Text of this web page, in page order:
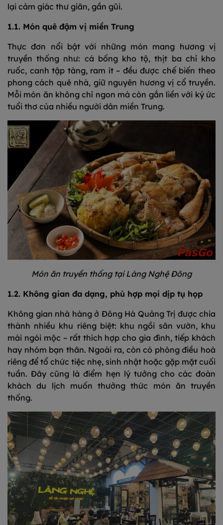
lại cảm giác thư giãn, gần gũi.
1.1. Món quê đậm vị miền Trung
Thực đơn nổi bật với những món mang hương vị
truyền thống như: cá bống kho tộ, thịt ba chỉ kho
ruốc, canh tập tàng, ram ít – đều được chế biến theo
phong cách quê nhà, giữ nguyên hương vị cổ truyền.
Mỗi món ăn không chỉ ngon mà còn gắn liền với ký ức
tuổi thơ của nhiều người dân miền Trung.
Món ăn truyền thống tại Làng Nghệ Đông
1.2. Không gian đa dạng, phù hợp mọi dịp tụ họp
Không gian nhà hàng ở Đông Hà Quảng Trị được chia
thành nhiều khu riêng biệt: khu ngồi sân vườn, khu
mái ngói mộc – rất thích hợp cho gia đình, tiếp khách
hay nhóm bạn thân. Ngoài ra, còn có phòng điều hoà
riêng để tổ chức tiệc nhẹ, sinh nhật hoặc gặp mặt cuối
tuần. Đây cũng là điểm hẹn lý tưởng cho các đoàn
khách du lịch muốn thưởng thức món ăn truyền
thống.